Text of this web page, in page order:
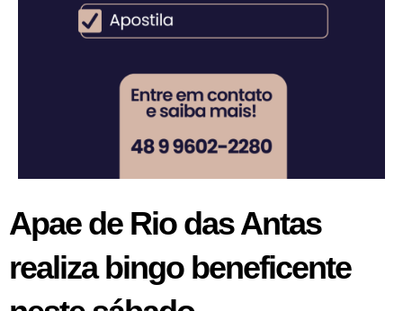
Apae de Rio das Antas
realiza bingo beneficente